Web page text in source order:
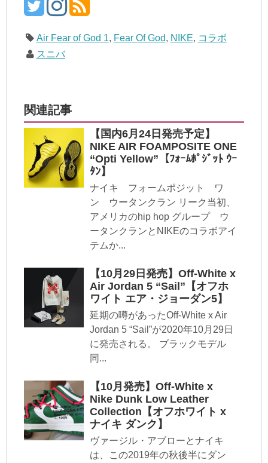
Air Fear of God 1, Fear Of God, NIKE, コラボ
スニバ
関連記事
【国内6月24日発売予定】
NIKE AIR FOAMPOSITE ONE
“Opti Yellow”【ﾌｫｰﾑﾎﾟｼﾞｯﾄ ｳｰ
ﾀﾝ】
ナイキ フォームポジット ワ
ン ウータンクラン リーク当初、
アメリカのhip hop グループ ウ
ータンクランとNIKEのコラボアイ
テムか...
【10月29日発売】Off-White x
Air Jordan 5 “Sail”【オフホ
ワイト エア・ジョーダン5】
延期の噂があったOff-White x Air
Jordan 5 “Sail”が2020年10月29日
に発売される。 ブラックモデル
同...
【10月発売】Off-White x
Nike Dunk Low Leather
Collection【オフホワイト x
ナイキ ダンク】
ヴァージル・アブローとナイキ
は、この2019年の秋後半にダン